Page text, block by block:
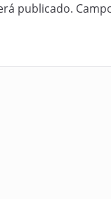
publicado.